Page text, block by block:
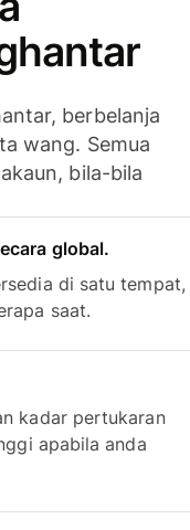
berbelanja
wang. Semua
bila-bila
global.
di satu tempat,
saat.
kadar pertukaran
apabila anda